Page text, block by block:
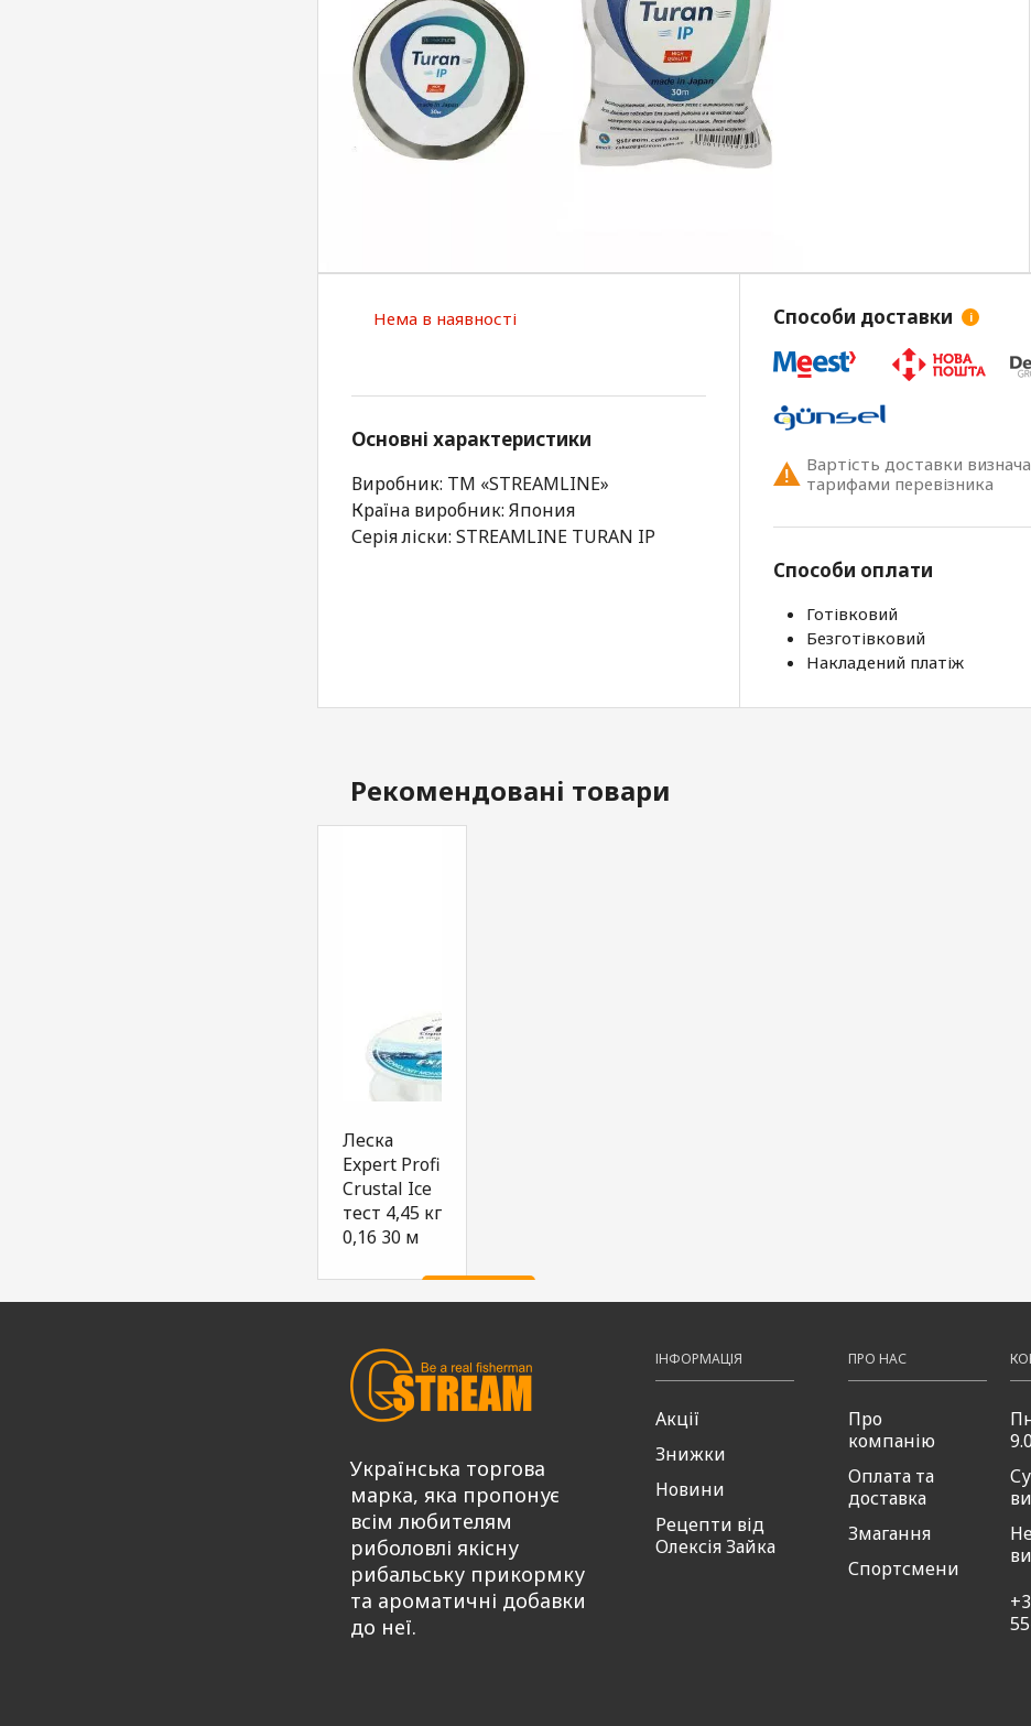
Нема в наявності
Основні характеристики
Виробник: ТМ «STREAMLINE»
Країна виробник: Япония
Серія ліски: STREAMLINE TURAN IP
Способи доставки i
Вартість доставки
тарифами перевізника
Способи оплати
Готівковий
Безготівковий
Накладений платіж
Рекомендовані товари
Леска
Expеrt Profi
Crustal Ice
тест 4,45 кг
0,16 30 м
₴81,00 Купити
Українська торгова
марка, яка пропонує
всім любителям
риболовлі якісну
рибальську прикормку
та ароматичні добавки
до неї.
ІНФОРМАЦІЯ
Акції
Знижки
Новини
Рецепти від
Олексія Зайка
ПРО НАС
Про
компанію
Оплата та
доставка
Змагання
Спортсмени